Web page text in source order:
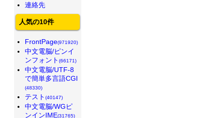
連絡先
人気の10件
FrontPage(971920)
中文電脳/ピンイ
ンフォント (66171)
中文電脳/UTF-8
で簡単多言語CGI
(48330)
テスト (40147)
中文電脳/WGピ
ンインIME(31765)